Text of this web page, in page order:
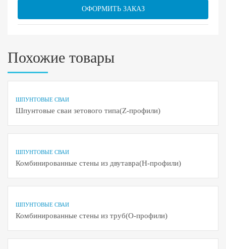
ОФОРМИТЬ ЗАКАЗ
Похожие товары
ШПУНТОВЫЕ СВАИ
Шпунтовые сваи зетового типа(Z-профили)
ШПУНТОВЫЕ СВАИ
Комбинированные стены из двутавра(H-профили)
ШПУНТОВЫЕ СВАИ
Комбинированные стены из труб(О-профили)